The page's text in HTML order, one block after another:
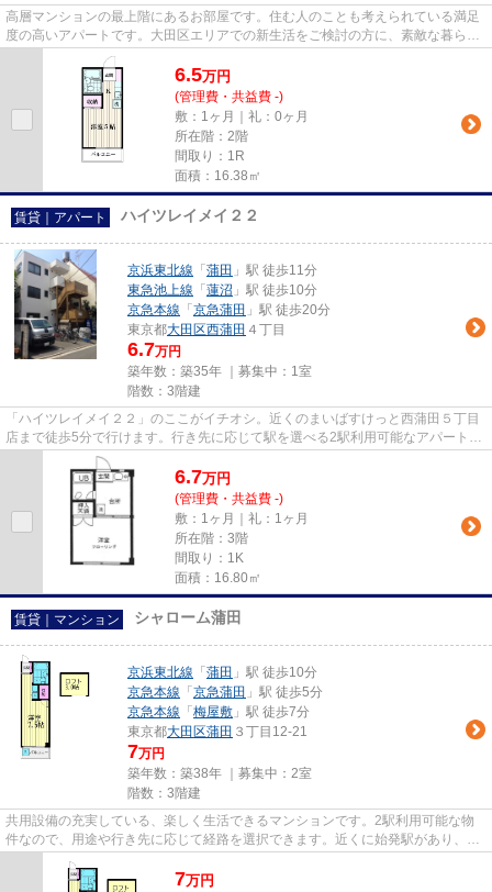
高層マンションの最上階にあるお部屋です。住む人のことも考えられている満足
度の高いアパートです。大田区エリアでの新生活をご検討の方に、素敵な暮らし
を当社のスタッフが全力でサ...
6.5万円
(管理費・共益費 -)
敷：1ヶ月｜礼：0ヶ月
所在階：2階
間取り：1R
面積：16.38㎡
賃貸｜アパート ハイツレイメイ２２
京浜東北線 「 蒲田 」駅 徒歩11分
東急池上線 「 蓮沼 」駅 徒歩10分
京急本線 「 京急蒲田 」駅 徒歩20分
東京都大田区西蒲田 ４丁目
6.7万円
築年数：築35年 ｜募集中： 1室
階数：3階建
「ハイツレイメイ２２」のここがイチオシ。近くのまいばすけっと西蒲田５丁目
店まで徒歩5分で行けます。行き先に応じて駅を選べる2駅利用可能なアパートで
す。最上階のアパートです。...
6.7万円
(管理費・共益費 -)
敷：1ヶ月｜礼：1ヶ月
所在階：3階
間取り：1K
面積：16.80㎡
賃貸｜マンション シャローム蒲田
京浜東北線 「 蒲田 」駅 徒歩10分
京急本線 「 京急蒲田 」駅 徒歩5分
京急本線 「 梅屋敷 」駅 徒歩7分
東京都大田区蒲田 ３丁目12-21
7万円
築年数：築38年 ｜募集中： 2室
階数：3階建
共用設備の充実している、楽しく生活できるマンションです。2駅利用可能な物
件なので、用途や行き先に応じて経路を選択できます。近くに始発駅があり、通
勤時でも電車に座りやすいです...
7万円